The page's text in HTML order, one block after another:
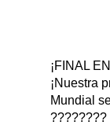
¡FINAL
¡Nuestra
Mundial
????????